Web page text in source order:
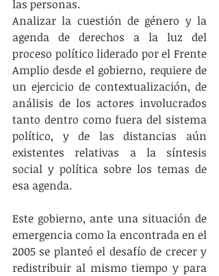
las personas.
Analizar la cuestión de género y la
agenda de derechos a la luz del
proceso político liderado por el Frente
Amplio desde el gobierno, requiere de
un ejercicio de contextualización, de
análisis de los actores involucrados
tanto dentro como fuera del sistema
político, y de las distancias aún
existentes relativas a la síntesis
social y política sobre los temas de
esa agenda.
Este gobierno, ante una situación de
emergencia como la encontrada en el
2005 se planteó el desafío de crecer y
redistribuir al mismo tiempo y para